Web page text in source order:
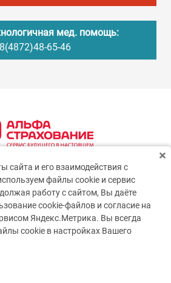
мед. помощь:
8(4872)48-65-46
сайта и его взаимодействия с
файлы cookie и сервис
работу с сайтом, Вы даёте
cookie-файлов и согласие на
Яндекс.Метрика. Вы всегда
cookie в настройках Вашего